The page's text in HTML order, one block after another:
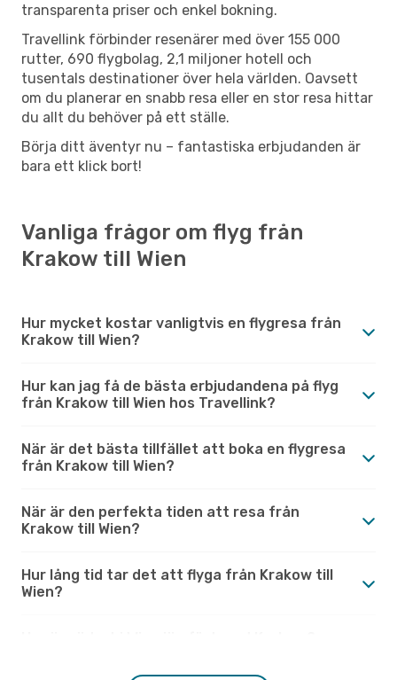
transparenta priser och enkel bokning.
Travellink förbinder resenärer med över 155 000
rutter, 690 flygbolag, 2,1 miljoner hotell och
tusentals destinationer över hela världen. Oavsett
om du planerar en snabb resa eller en stor resa hittar
du allt du behöver på ett ställe.
Börja ditt äventyr nu – fantastiska erbjudanden är
bara ett klick bort!
Vanliga frågor om flyg från
Krakow till Wien
Hur mycket kostar vanligtvis en flygresa från
Krakow till Wien?
Hur kan jag få de bästa erbjudandena på flyg
från Krakow till Wien hos Travellink?
När är det bästa tillfället att boka en flygresa
från Krakow till Wien?
När är den perfekta tiden att resa från
Krakow till Wien?
Hur lång tid tar det att flyga från Krakow till
Wien?